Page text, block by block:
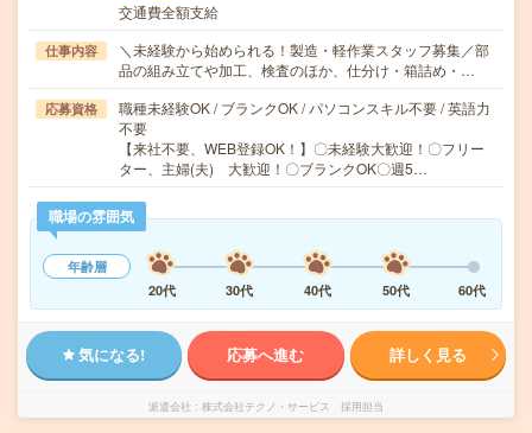
交通費全額支給
仕事内容
＼未経験から始められる！製造・軽作業スタッフ募集／部
品の組み立てや加工、検査のほか、仕分け・箱詰め・…
応募資格
職種未経験OK / ブランクOK / パソコンスキル不要 / 英語力
不要
【来社不要、WEB登録OK！】〇未経験大歓迎！〇フリー
ター、主婦(夫) 大歓迎！〇ブランクOK〇週5…
職場の雰囲気
年齢層
20代
30代 40代 50代 60代
気になる! 応募へ進む 詳しく見る
派遣会社 株式会社テクノ・サービス 採用担当